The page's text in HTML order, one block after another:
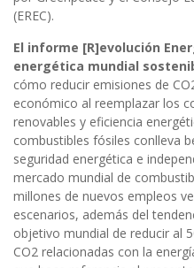
(EREC).
El informe [R]evolución
energética mundial
cómo reducir emisiones de
económico al reemplazar los
renovables y eficiencia
combustibles fósiles conlleva
seguridad energética e
mercado mundial de
millones de nuevos empleos
escenarios, además del
objetivo mundial de reducir al
CO2 relacionadas con la